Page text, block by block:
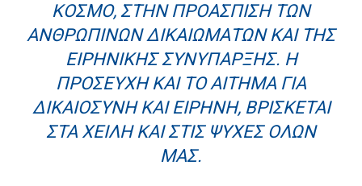
ΚΌΣΜΟ, ΣΤΗΝ ΠΡΟΆΣΠΙΣΗ ΤΩΝ
ΑΝΘΡΏΠΙΝΩΝ ΔΙΚΑΙΩΜΆΤΩΝ ΚΑΙ ΤΗΣ
ΕΙΡΗΝΙΚΉΣ ΣΥΝΎΠΑΡΞΗΣ. Η
ΠΡΟΣΕΥΧΉ ΚΑΙ ΤΟ ΑΊΤΗΜΑ ΓΙΑ
ΔΙΚΑΙΟΣΎΝΗ ΚΑΙ ΕΙΡΉΝΗ, ΒΡΊΣΚΕΤΑΙ
ΣΤΑ ΧΕΊΛΗ ΚΑΙ ΣΤΙΣ ΨΥΧΈΣ ΌΛΩΝ
ΜΑΣ.